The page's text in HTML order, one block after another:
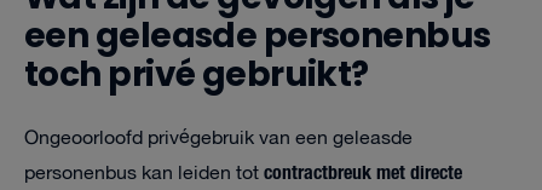
een geleasde personenbus
toch privé gebruikt?
Ongeoorloofd privégebruik van een geleasde
personenbus kan leiden totcontractbreuk met directe